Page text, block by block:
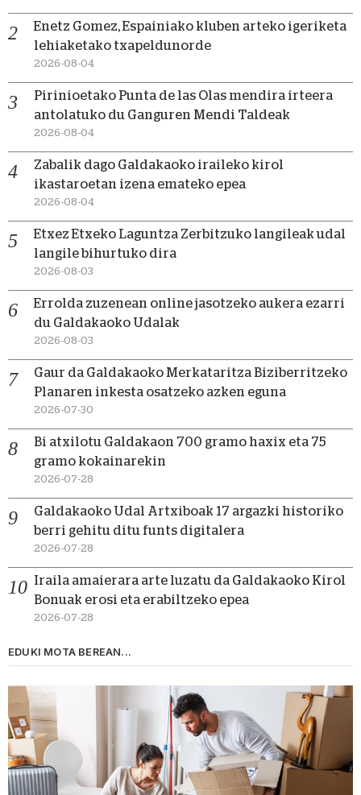
Enetz Gomez, Espainiako kluben arteko igeriketa
lehiaketako txapeldunorde
2026-08-04
Pirinioetako Punta de las Olas mendira irteera
antolatuko du Ganguren Mendi Taldeak
2026-08-04
Zabalik dago Galdakaoko iraileko kirol
ikastaroetan izena emateko epea
2026-08-04
Etxez Etxeko Laguntza Zerbitzuko langileak udal
langile bihurtuko dira
2026-08-03
Errolda zuzenean online jasotzeko aukera ezarri
du Galdakaoko Udalak
2026-08-03
Gaur da Galdakaoko Merkataritza Biziberritzeko
Planaren inkesta osatzeko azken eguna
2026-07-30
Bi atxilotu Galdakaon 700 gramo haxix eta 75
gramo kokainarekin
2026-07-28
Galdakaoko Udal Artxiboak 17 argazki historiko
berri gehitu ditu funts digitalera
2026-07-28
Iraila amaierara arte luzatu da Galdakaoko Kirol
Bonuak erosi eta erabiltzeko epea
2026-07-28
EDUKI MOTA BEREAN...